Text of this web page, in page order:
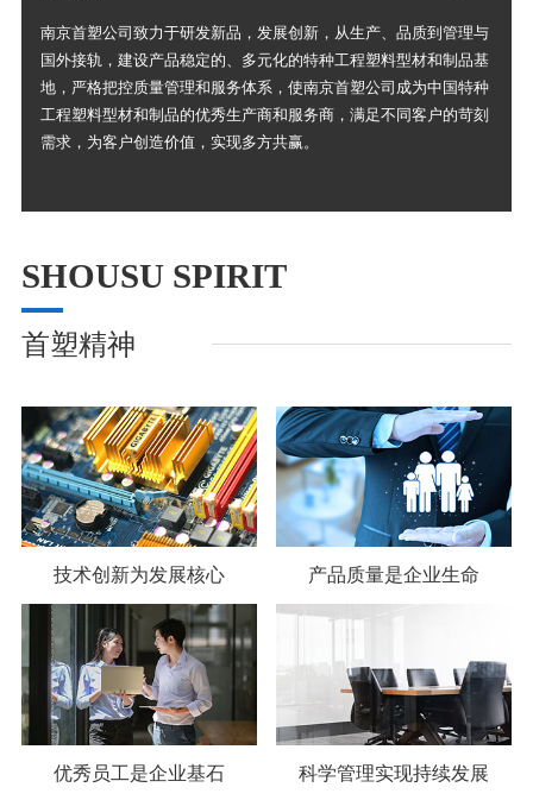
南京首塑公司致力于研发新品，发展创新，从生产、品质到管理与
国外接轨，建设产品稳定的、多元化的特种工程塑料型材和制品基
地，严格把控质量管理和服务体系，使南京首塑公司成为中国特种
工程塑料型材和制品的优秀生产商和服务商，满足不同客户的苛刻
需求，为客户创造价值，实现多方共赢。
SHOUSU SPIRIT
首塑精神
技术创新为发展核心 产品质量是企业生命
优秀员工是企业基石 科学管理实现持续发展